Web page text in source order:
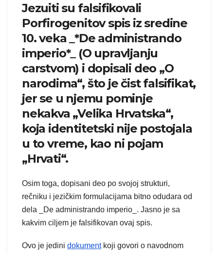
Jezuiti su falsifikovali
Porfirogenitov spis iz sredine
10. veka _*De administrando
imperio*_ (O upravljanju
carstvom) i dopisali deo „O
narodima“, što je čist falsifikat,
jer se u njemu pominje
nekakva „Velika Hrvatska“,
koja identitetski nije postojala
u to vreme, kao ni pojam
„Hrvati“.
Osim toga, dopisani deo po svojoj strukturi,
rečniku i jezičkim formulacijama bitno odudara od
dela _De administrando imperio_. Jasno je sa
kakvim ciljem je falsifikovan ovaj spis.
Ovo je jedini dokumentkoji govori o navodnom